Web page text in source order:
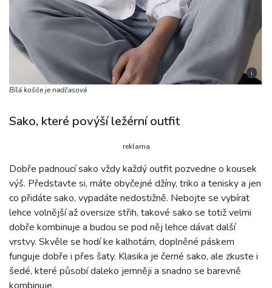
i
Bílá košile je nadčasová
Sako, které povýší ležérní outfit
reklama
Dobře padnoucí sako vždy každý outfit pozvedne o kousek
výš. Představte si, máte obyčejné džíny, triko a tenisky a jen
co přidáte sako, vypadáte nedostižně. Nebojte se vybírat
lehce volnější až oversize střih, takové sako se totiž velmi
dobře kombinuje a budou se pod něj lehce dávat další
vrstvy. Skvěle se hodí ke kalhotám, doplněné páskem
funguje dobře i přes šaty. Klasika je černé sako, ale zkuste i
šedé, které působí daleko jemněji a snadno se barevně